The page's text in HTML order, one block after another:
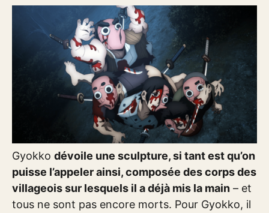
Gyokko dévoile une sculpture, si tant est qu’on
puisse l’appeler ainsi, composée des corps des
villageois sur lesquels il a déjà mis la main – et
tous ne sont pas encore morts. Pour Gyokko, il